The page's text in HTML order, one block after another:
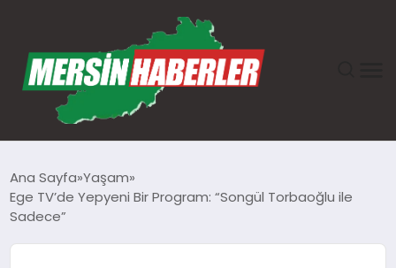
GÜNDEM
Ana Sayfa Yaşam
Ege TV’de Yepyeni Bir Program: “Songül Torbaoğlu ile
Sadece”